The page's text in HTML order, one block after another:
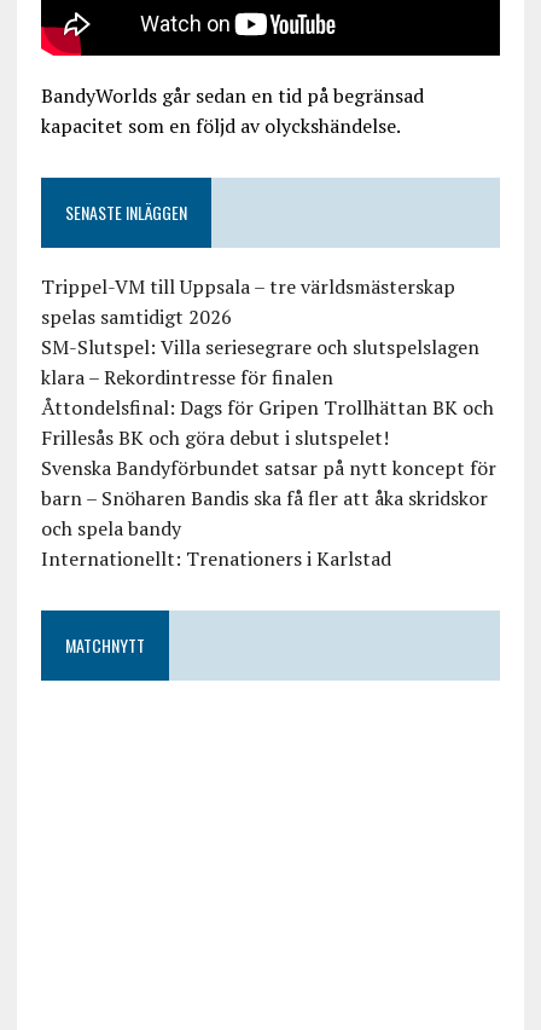
BandyWorlds går sedan en tid på begränsad
kapacitet som en följd av olyckshändelse.
SENASTE INLÄGGEN
Trippel-VM till Uppsala – tre världsmästerskap
spelas samtidigt 2026
SM-Slutspel: Villa seriesegrare och slutspelslagen
klara – Rekordintresse för finalen
Åttondelsfinal: Dags för Gripen Trollhättan BK och
Frillesås BK och göra debut i slutspelet!
Svenska Bandyförbundet satsar på nytt koncept för
barn – Snöharen Bandis ska få fler att åka skridskor
och spela bandy
Internationellt: Trenationers i Karlstad
MATCHNYTT